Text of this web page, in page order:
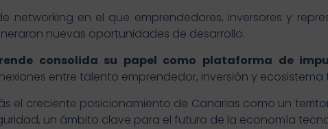
networking en el que emprendedores, inversores y
nuevas oportunidades de desarrollo.
consolida su papel como plataforma de
entre talento emprendedor, inversión y
el creciente posicionamiento de Canarias como un
un ámbito clave para el futuro de la economía